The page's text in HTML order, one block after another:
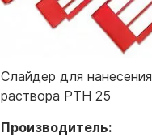
Слайдер для нанесения
раствора PTH 25
Производитель: